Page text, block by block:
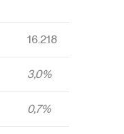
16.218
3,0%
0,7%